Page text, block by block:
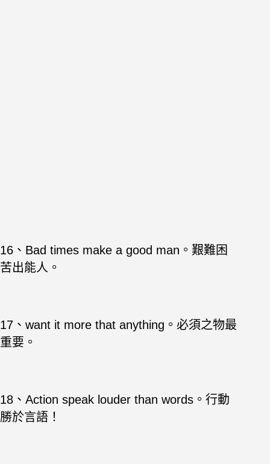
16、Bad times make a good man。艱難困
苦出能人。
17、want it more that anything。必須之物最
重要。
18、Action speak louder than words。行動
勝於言語！